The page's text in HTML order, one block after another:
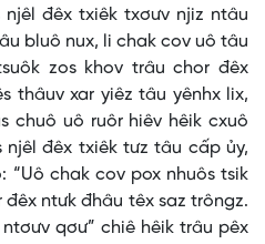
njêl đêx txiêk txơưv njiz ntâu
bluô nux, li chak cov uô tâu
zos khov trâu chor đêx
thâuv xar yiêz tâu yênhx lix,
chuô uô ruôr hiêv hêik cxuô
đêx txiêk tưz tâu cấp ủy,
“Uô chak cov pox nhuôs tsik
ntưk đhâu têx saz trôngz.
qơư” chiê hêik trâu pêx